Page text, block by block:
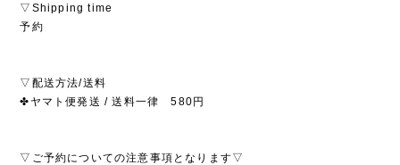
▽Shipping time
予約
▽配送方法/送料
✤ヤマト便発送 / 送料一律 580円
▽ご予約についての注意事項となります▽